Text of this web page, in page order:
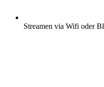
Streamen via Wifi oder